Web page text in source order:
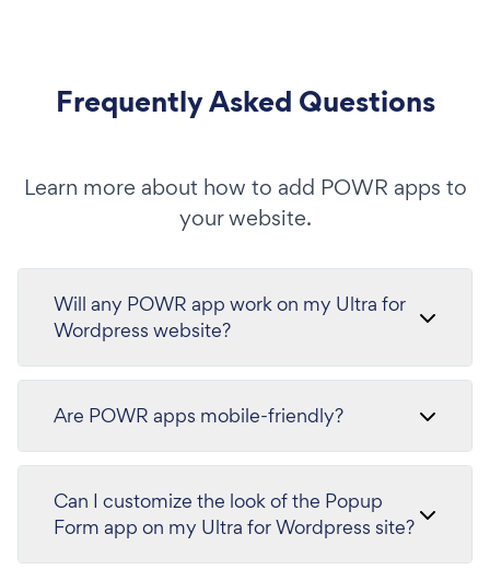
Frequently Asked Questions
Learn more about how to add POWR apps to
your website.
Will any POWR app work on my Ultra for
Wordpress website?
Are POWR apps mobile-friendly?
Can I customize the look of the Popup
Form app on my Ultra for Wordpress site?